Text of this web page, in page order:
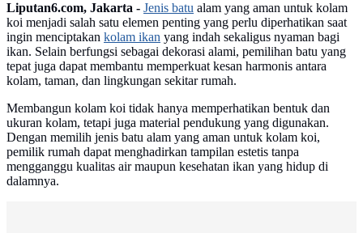
Liputan6.com, Jakarta - Jenis batu alam yang aman untuk kolam
koi menjadi salah satu elemen penting yang perlu diperhatikan saat
ingin menciptakan kolam ikan yang indah sekaligus nyaman bagi
ikan. Selain berfungsi sebagai dekorasi alami, pemilihan batu yang
tepat juga dapat membantu memperkuat kesan harmonis antara
kolam, taman, dan lingkungan sekitar rumah.
Membangun kolam koi tidak hanya memperhatikan bentuk dan
ukuran kolam, tetapi juga material pendukung yang digunakan.
Dengan memilih jenis batu alam yang aman untuk kolam koi,
pemilik rumah dapat menghadirkan tampilan estetis tanpa
mengganggu kualitas air maupun kesehatan ikan yang hidup di
dalamnya.